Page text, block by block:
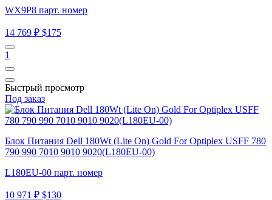
WX9P8 парт. номер
14 769 ₽ $175
1
Быстрый просмотр
Под заказ
Блок Питания Dell 180Wt (Lite On) Gold For Optiplex USFF 780
790 990 7010 9010 9020(L180EU-00)
L180EU-00 парт. номер
10 971 ₽ $130